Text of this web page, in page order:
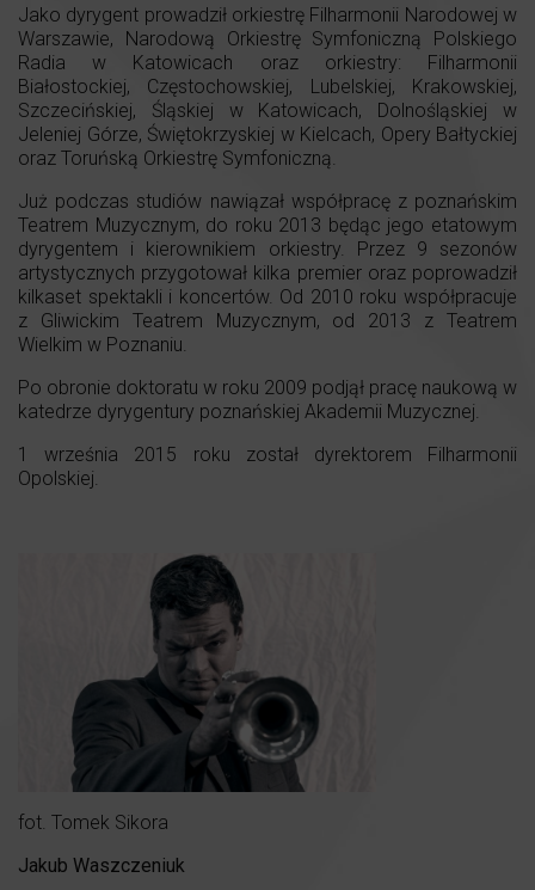
Jako dyrygent prowadził orkiestrę Filharmonii Narodowej w
Warszawie, Narodową Orkiestrę Symfoniczną Polskiego
Radia w Katowicach oraz orkiestry: Filharmonii
Białostockiej, Częstochowskiej, Lubelskiej, Krakowskiej,
Szczecińskiej, Śląskiej w Katowicach, Dolnośląskiej w
Jeleniej Górze, Świętokrzyskiej w Kielcach, Opery Bałtyckiej
oraz Toruńską Orkiestrę Symfoniczną.
Już podczas studiów nawiązał współpracę z poznańskim
Teatrem Muzycznym, do roku 2013 będąc jego etatowym
dyrygentem i kierownikiem orkiestry. Przez 9 sezonów
artystycznych przygotował kilka premier oraz poprowadził
kilkaset spektakli i koncertów. Od 2010 roku współpracuje
z Gliwickim Teatrem Muzycznym, od 2013 z Teatrem
Wielkim w Poznaniu.
Po obronie doktoratu w roku 2009 podjął pracę naukową w
katedrze dyrygentury poznańskiej Akademii Muzycznej.
1 września 2015 roku został dyrektorem Filharmonii
Opolskiej.
fot. Tomek Sikora
Jakub Waszczeniuk